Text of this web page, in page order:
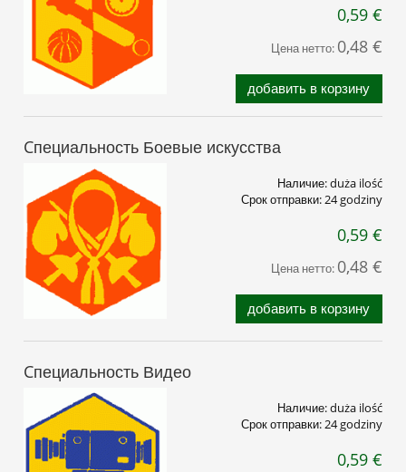
0,59 €
Цена нетто: 0,48 €
добавить в корзину
Cпециальность Боевые искусства
Наличие:duża ilość
Срок отправки:24 godziny
0,59 €
Цена нетто: 0,48 €
добавить в корзину
Cпециальность Видео
Наличие:duża ilość
Срок отправки:24 godziny
0,59 €